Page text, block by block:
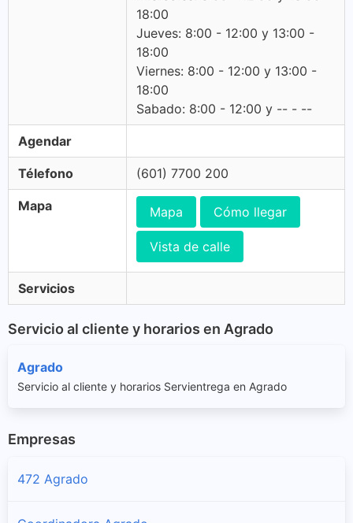
18:00
Jueves: 8:00 - 12:00 y 13:00 -
18:00
Viernes: 8:00 - 12:00 y 13:00 -
18:00
Sabado: 8:00 - 12:00 y -- - --
Agendar
Télefono (601) 7700 200
Mapa Mapa Cómo llegar
Vista de calle
Servicios
Servicio al cliente y horarios en Agrado
Agrado
Servicio al cliente y horarios Servientrega en Agrado
Empresas
472 Agrado